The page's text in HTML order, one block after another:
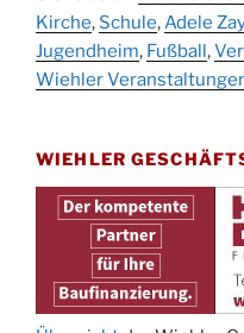
19.09.
Schlagerabend
Drabenderhöhe
Kinderbibeltag
12 Uhr
09.10.
Afterwork-
Kirche
10.10.
Kirche, Schule, Adele
Jugendheim, Fußball,
Wiehler
WIEHLER